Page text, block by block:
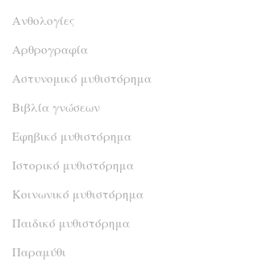
Ανθολογίες
Αρθρογραφία
Αστυνομικό μυθιστόρημα
Βιβλία γνώσεων
Εφηβικό μυθιστόρημα
Ιστορικό μυθιστόρημα
Κοινωνικό μυθιστόρημα
Παιδικό μυθιστόρημα
Παραμύθι